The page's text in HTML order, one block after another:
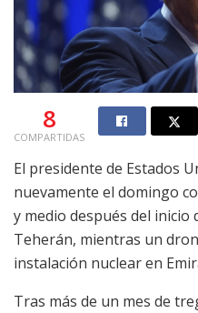
8
COMPARTIDAS
El presidente de Estados
nuevamente el domingo
y medio después del inicio
Teherán, mientras un
instalación nuclear en
Tras más de un mes de